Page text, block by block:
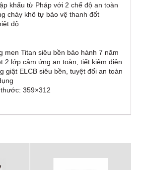
khẩu từ Pháp với 2 chế độ an toàn
cháy khô tự bảo vệ thanh đốt
độ
men Titan siêu bền bảo hành 7 năm
2 lớp cảm ứng an toàn, tiết kiệm điện
giật ELCB siêu bền, tuyệt đối an toàn
359×312